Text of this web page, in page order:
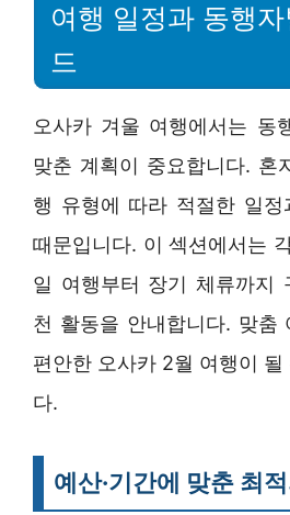
여행 일정과 동행
드
오사카 겨울 여행에서는 동
맞춘 계획이 중요합니다. 혼
행 유형에 따라 적절한 일정
때문입니다. 이 섹션에서는
일 여행부터 장기 체류까지
천 활동을 안내합니다. 맞춤
편안한 오사카 2월 여행이 될
다.
예산·기간에 맞춘 최